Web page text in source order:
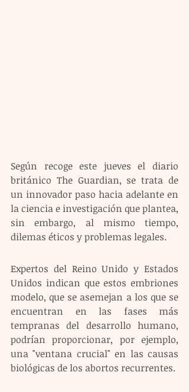
Según recoge este jueves el diario
británico The Guardian, se trata de
un innovador paso hacia adelante en
la ciencia e investigación que plantea,
sin embargo, al mismo tiempo,
dilemas éticos y problemas legales.
Expertos del Reino Unido y Estados
Unidos indican que estos embriones
modelo, que se asemejan a los que se
encuentran en las fases más
tempranas del desarrollo humano,
podrían proporcionar, por ejemplo,
una "ventana crucial" en las causas
biológicas de los abortos recurrentes.